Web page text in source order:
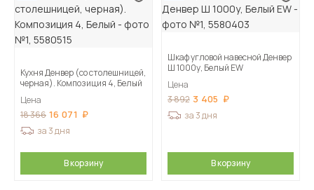
Кухня Денвер (со столешницей,
черная). Композиция 4, Белый
Цена
18 366 16 071
за 3 дня
В корзину
Шкаф угловой навесной Денвер
Ш 1000у, Белый EW
Цена
3 892 3 405
за 3 дня
В корзину